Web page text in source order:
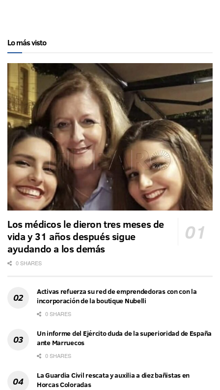
Lo más visto
Los médicos le dieron tres meses de
vida y 31 años después sigue
ayudando a los demás
0 SHARES
Activas refuerza su red de emprendedoras con con la
incorporación de la boutique Nubelli
0 SHARES
Un informe del Ejército duda de la superioridad de España
ante Marruecos
0 SHARES
La Guardia Civil rescata y auxilia a diez bañistas en
Horcas Coloradas